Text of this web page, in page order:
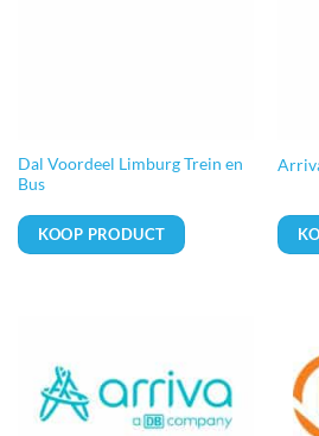
Dal Voordeel Limburg Trein en
Bus
KOOP PRODUCT